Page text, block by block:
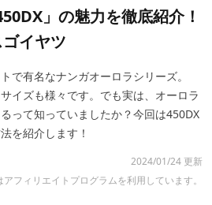
」の魅力を徹底紹介！
イヤツ
で有名なナンガオーロラシリーズ。
イズも様々です。でも実は、オーロラ
って知っていましたか？今回は450DX
を紹介します！
2024/01/24 更新
フィリエイトプログラムを利用しています。